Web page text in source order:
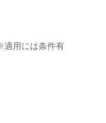
適用には条件有